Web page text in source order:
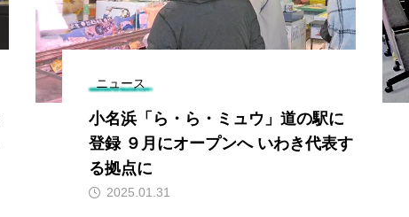
ニュース
小名浜「ら・ら・ミュウ」道の駅に
登録 ９月にオープンへ いわき代表す
る拠点に
2025.01.31